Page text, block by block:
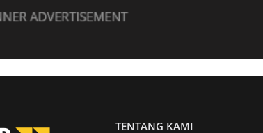
TENTANG KAMI